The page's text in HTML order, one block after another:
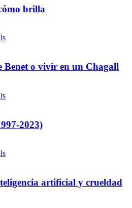
brilla
Benet o vivir en un Chagall
2023)
artificial y crueldad